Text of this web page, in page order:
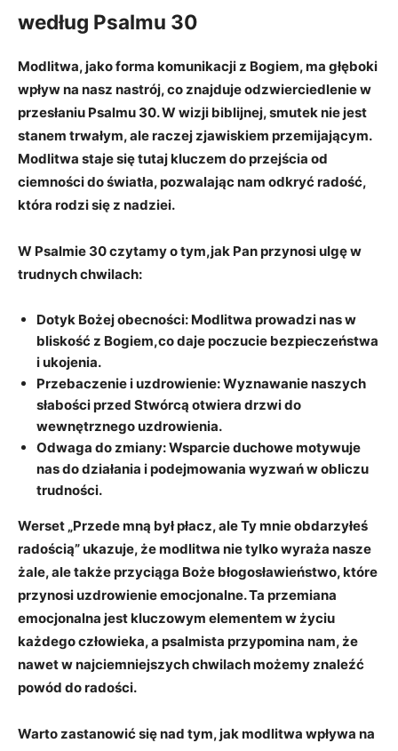
według Psalmu 30
Modlitwa, jako forma komunikacji z Bogiem, ma głęboki
wpływ na nasz nastrój, co znajduje odzwierciedlenie w
przesłaniu Psalmu 30. W wizji biblijnej, smutek nie jest
stanem trwałym, ale raczej zjawiskiem przemijającym.
Modlitwa staje się tutaj kluczem do przejścia od
ciemności do światła, pozwalając nam odkryć radość,
która rodzi się z nadziei.
W Psalmie 30 czytamy o tym,jak Pan przynosi ulgę w
trudnych chwilach:
Dotyk Bożej obecności: Modlitwa prowadzi nas w
bliskość z Bogiem,co daje poczucie bezpieczeństwa
i ukojenia.
Przebaczenie i uzdrowienie:Wyznawanie naszych
słabości przed Stwórcą otwiera drzwi do
wewnętrznego uzdrowienia.
Odwaga do zmiany:Wsparcie duchowe motywuje
nas do działania i podejmowania wyzwań w obliczu
trudności.
Werset „Przede mną był płacz, ale Ty mnie obdarzyłeś
radością” ukazuje, że modlitwa nie tylko wyraża nasze
żale, ale także przyciąga Boże błogosławieństwo, które
przynosi uzdrowienie emocjonalne. Ta przemiana
emocjonalna jest kluczowym elementem w życiu
każdego człowieka, a psalmista przypomina nam, że
nawet w najciemniejszych chwilach możemy znaleźć
powód do radości.
Warto zastanowić się nad tym, jak modlitwa wpływa na